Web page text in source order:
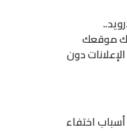
موقعك
دون
اختفاء